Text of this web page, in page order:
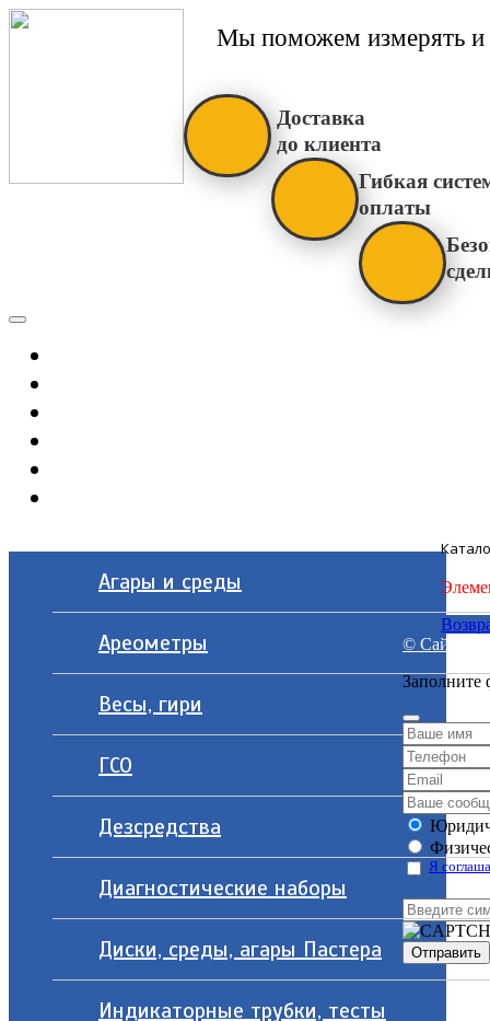
Мы поможем измерять и
Доставка
до клиента
Гибкая
оплаты
Агары и среды
Ареометры
Весы, гири
ГСО
Дезсредства
Диагностические наборы
Диски, среды, агары Пастера
Индикаторные трубки, тесты
© Сайт
Заполните
Я